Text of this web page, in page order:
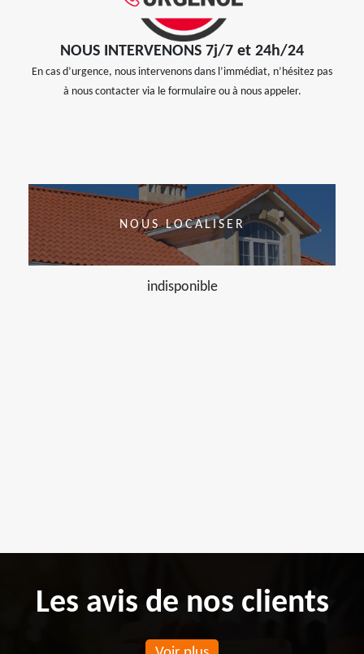
NOUS INTERVENONS 7j/7 et 24h/24
En cas d’urgence, nous intervenons dans l’immédiat, n’hésitez pas
à nous contacter via le formulaire ou à nous appeler.
NOUS LOCALISER
indisponible
Les avis de nos clients